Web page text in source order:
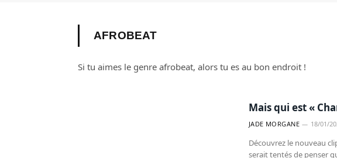
AFROBEAT
Si tu aimes le genre afrobeat, alors tu es au bon endroit !
Mais qui est «
JADE MORGANE 18/01/
Découvrez le nouveau
serait tentés de penser